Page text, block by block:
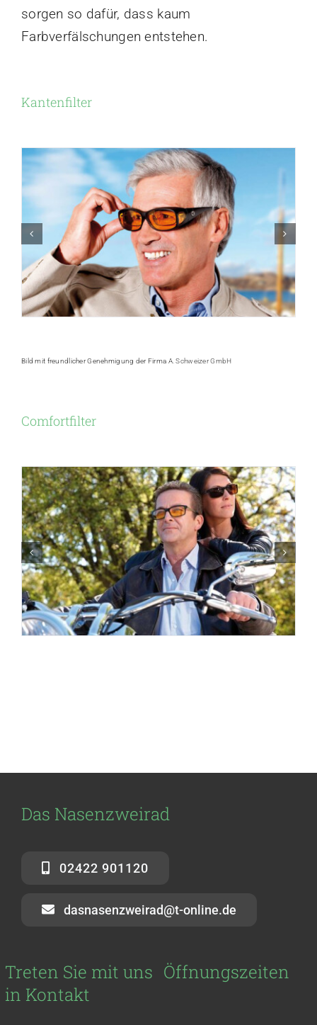
sorgen so dafür, dass kaum
Farbverfälschungen entstehen.
Kantenfilter
Bild mit freundlicher Genehmigung der Firma A. Schweizer GmbH
Comfortfilter
Das Nasenzweirad
02422 901120
dasnasenzweirad@t-online.de
Treten Sie mit uns
in Kontakt
Öffnungszeiten